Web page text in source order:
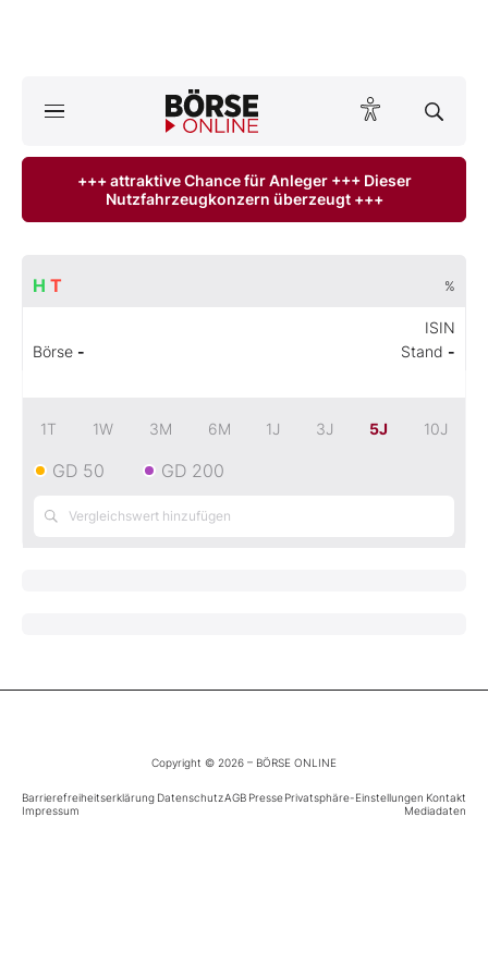
Anlageprodukte
Experten
Mein B:O
Kontakt
+++ attraktive Chance für Anleger +++ Dieser
Nutzfahrzeugkonzern überzeugt +++
%
H T
ISIN
Börse - Stand -
1T 1W 3M 6M 1J 3J 5J 10J
GD 50 GD 200
Copyright © 2026 – BÖRSE ONLINE
Barrierefreiheitserklärung DatenschutzAGB PressePrivatsphäre-Einstellungen Kontakt
Impressum
Mediadaten